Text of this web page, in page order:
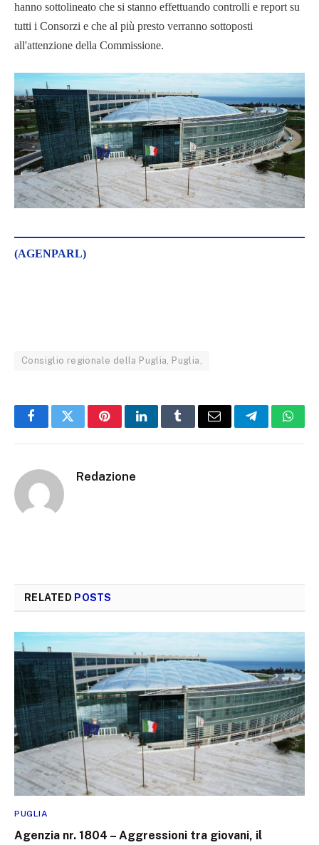
hanno sottolineato che si stanno effettuando controlli e report su
tutti i Consorzi e che al più presto verranno sottoposti
all'attenzione della Commissione.
(AGENPARL)
Consiglio regionale della Puglia, Puglia,
FacebookTwitterPinterestLinkedInTumblrEmail Telegram
Redazione
RELATED POSTS
PUGLIA
Agenzia nr. 1804 – Aggressioni tra giovani, il